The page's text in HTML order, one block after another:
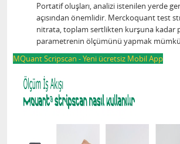
Portatif oluşları, analizi istenilen yerde
açısından önemlidir. Merckoquant test
nitrata, toplam sertlikten kurşuna kadar
parametrenin ölçümünü yapmak
MQuant Scripscan - Yeni ücretsiz Mobil App